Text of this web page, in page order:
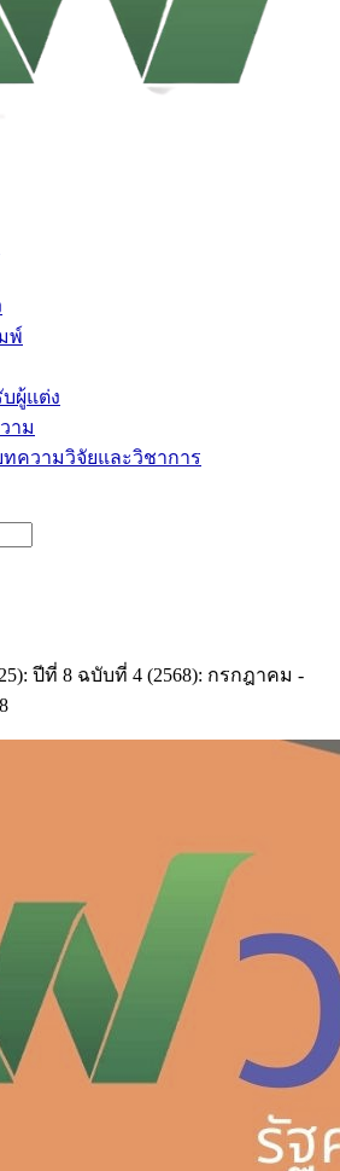
พ์
ผู้แต่ง
าม
ความวิจัยและวิชาการ
ปีที่ 8 ฉบับที่ 4 (2568): กรกฎาคม -